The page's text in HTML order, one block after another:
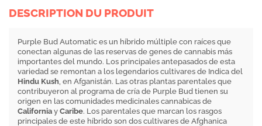
DESCRIPTION DU PRODUIT
Purple Bud Automatic es un híbrido múltiple con raíces que
conectan algunas de las reservas de genes de cannabis más
importantes del mundo. Los principales antepasados de esta
variedad se remontan a los legendarios cultivares de Indica del
Hindu Kush, en Afganistán. Las otras plantas parentales que
contribuyeron al programa de cría de Purple Bud tienen su
origen en las comunidades medicinales cannabicas de
California y Caribe. Los parentales que marcan los rasgos
principales de este híbrido son dos cultivares de Afghanica